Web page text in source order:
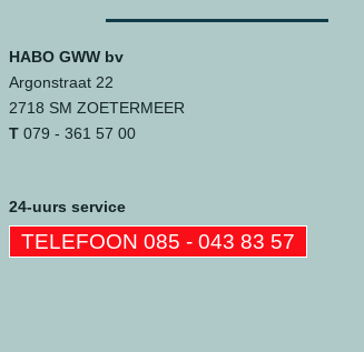
HABO GWW bv
Argonstraat 22
2718 SM ZOETERMEER
T 079 - 361 57 00
24-uurs service
TELEFOON 085 - 043 83 57